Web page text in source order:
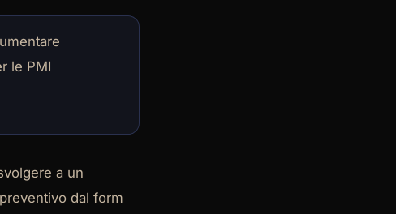
le PMI
a un
dal form